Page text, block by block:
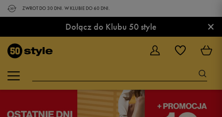
ZWROT DO 30 DNI. W KLUBIE DO 60 DNI.
Dołącz do Klubu 50 style ×